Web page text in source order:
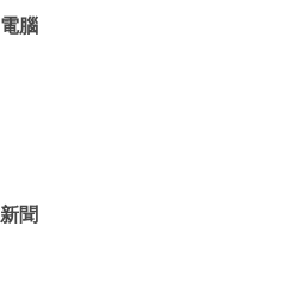
電腦
新聞